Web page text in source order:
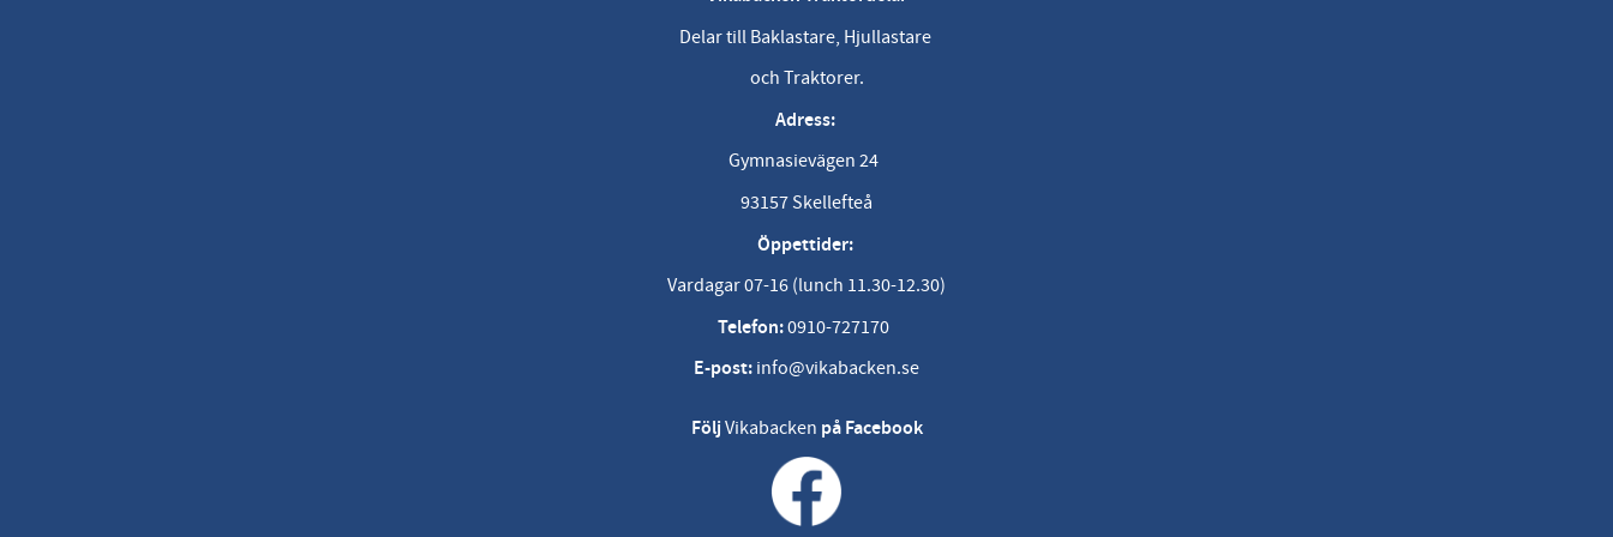
Delar till Baklastare, Hjullastare
och Traktorer.
Adress:
Gymnasievägen 24
93157 Skellefteå
Öppettider:
Vardagar 07-16 (lunch 11.30-12.30)
Telefon:0910-727170
E-post: info@vikabacken.se
FöljVikabacken på Facebook